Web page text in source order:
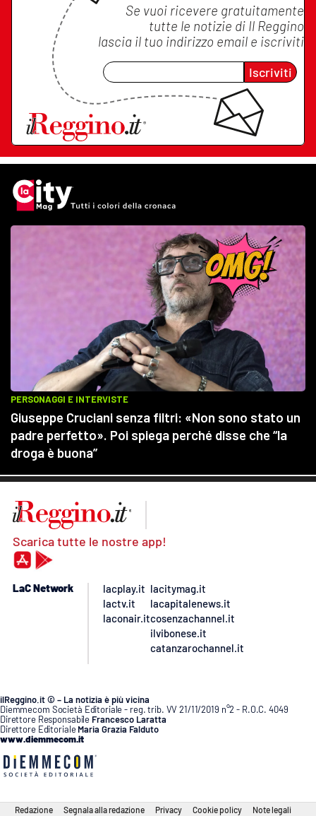
Se vuoi ricevere gratuitamente
tutte le notizie di Il Reggino
lascia il tuo indirizzo email e iscriviti
Iscriviti
Scarica tutte le nostre app!
LaC Network
lacplay.it
lactv.it
laconair.it
lacitymag.it
lacapitalenews.it
cosenzachannel.it
ilvibonese.it
catanzarochannel.it
ilReggino.it © – La notizia è più vicina
Diemmecom Società Editoriale - reg. trib. VV 21/11/2019 n°2 - R.O.C. 4049
Direttore Responsabile Francesco Laratta
Direttore Editoriale Maria Grazia Falduto
www.diemmecom.it
Redazione Segnala alla redazione Privacy Cookie policy Note legali